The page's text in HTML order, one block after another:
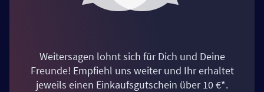
Weitersagen lohnt sich für Dich und Deine
Freunde! Empfiehl uns weiter und Ihr erhaltet
jeweils einen Einkaufsgutschein über 10 €*.